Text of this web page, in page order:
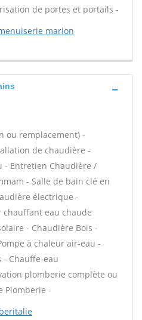
de portes et portails -
marion
ou remplacement) -
de chaudière -
- Entretien Chaudière /
- Salle de bain clé en
électrique -
chauffant eau chaude
- Chaudière Bois -
à chaleur air-eau -
- Chauffe-eau
plomberie complète ou
Plomberie -